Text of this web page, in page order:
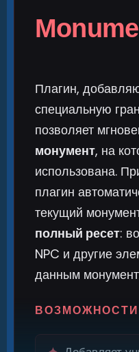
Плагин,
специальную
позволяет
монумент, на
использована.
плагин
текущий
полный ресет:
NPC и другие
данным
ВОЗМОЖНОСТИ